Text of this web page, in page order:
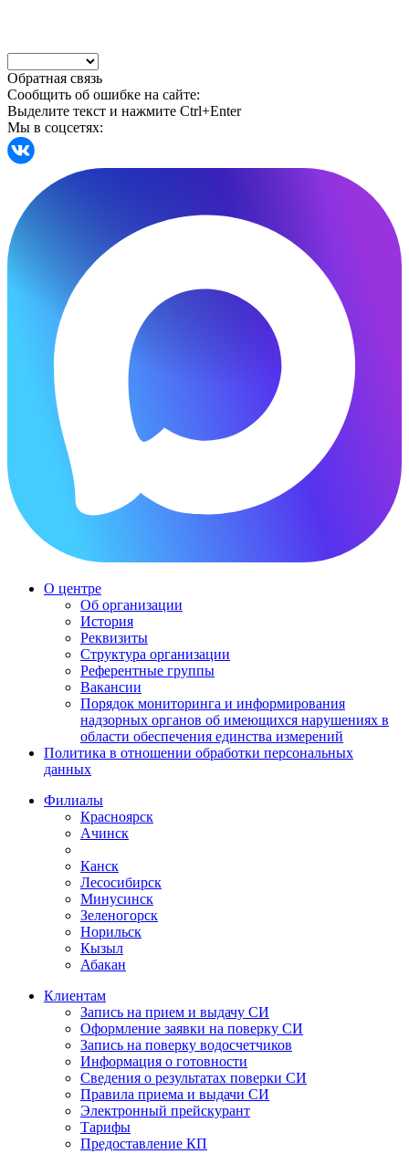
Обратная связь
Сообщить об ошибке на сайте:
Выделите текст и нажмите Ctrl+Enter
Мы в соцсетях:
О центре
Об организации
История
Реквизиты
Структура организации
Референтные группы
Вакансии
Порядок мониторинга и информирования
надзорных органов об имеющихся нарушениях в
области обеспечения единства измерений
Политика в отношении обработки персональных
данных
Филиалы
Красноярск
Ачинск
Канск
Лесосибирск
Минусинск
Зеленогорск
Норильск
Кызыл
Абакан
Клиентам
Запись на прием и выдачу СИ
Оформление заявки на поверку СИ
Запись на поверку водосчетчиков
Информация о готовности
Сведения о результатах поверки СИ
Правила приема и выдачи СИ
Электронный прейскурант
Тарифы
Предоставление КП